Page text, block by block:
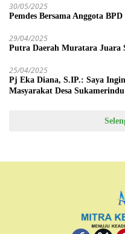
30/05/2025
Pemdes Bersama Anggota
29/04/2025
Putra Daerah Muratara Juara
25/04/2025
Pj Eka Diana, S.IP.: Saya
Masyarakat Desa